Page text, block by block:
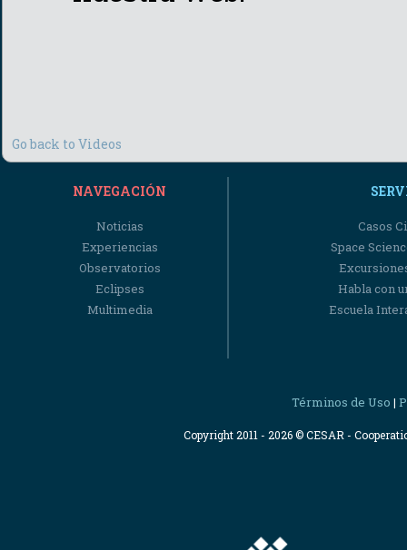
Go back to Videos
NAVEGACIÓN
Noticias
Experiencias
Observatorios
Eclipses
Multimedia
Casos
Space
Habla con
Escuela
Términos de Uso |
Copyright 2011 - 2026 © CESAR -